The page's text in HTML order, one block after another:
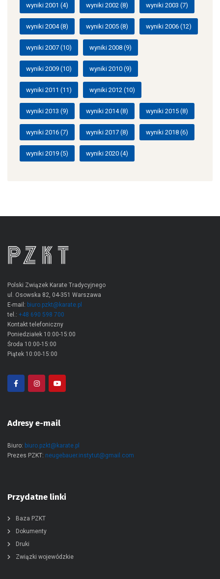
wyniki 2001 (4) wyniki 2002 (8) wyniki 2003 (7)
wyniki 2004(8) wyniki 2005 (8) wyniki 2006 (12)
wyniki 2007 (10) wyniki 2008 (9)
wyniki 2009 (10) wyniki 2010 (9)
wyniki 2011 (11) wyniki 2012 (10)
wyniki 2013 (9) wyniki 2014(8) wyniki 2015 (8)
wyniki 2016 (7) wyniki 2017 (8) wyniki 2018 (6)
wyniki 2019 (5) wyniki 2020 (4)
Polski Związek Karate Tradycyjnego
ul. Osowska 82, 04-351 Warszawa
E-mail: biuro.pzkt@karate.pl
tel.: +48 690 598 700
Kontakt telefoniczny
Poniedziałek 10:00-15:00
Środa 10:00-15:00
Piątek 10:00-15:00
Adresy e-mail
Biuro: biuro.pzkt@karate.pl
Prezes PZKT: neugebauer.instytut@gmail.com
Przydatne linki
Baza PZKT
Dokumenty
Druki
Związki wojewódzkie